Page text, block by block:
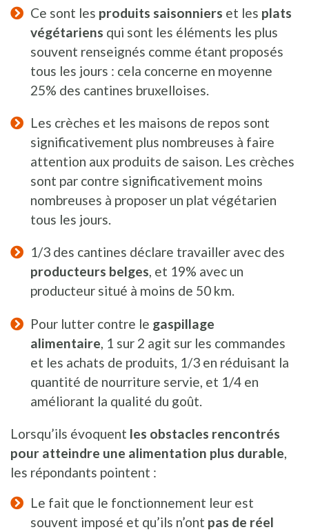
Ce sont les produits saisonniers et les plats
végétariens qui sont les éléments les plus
souvent renseignés comme étant proposés
tous les jours : cela concerne en moyenne
25% des cantines bruxelloises.
Les crèches et les maisons de repos sont
significativement plus nombreuses à faire
attention aux produits de saison. Les crèches
sont par contre significativement moins
nombreuses à proposer un plat végétarien
tous les jours.
1/3 des cantines déclare travailler avec des
producteurs belges, et 19% avec un
producteur situé à moins de 50 km.
Pour lutter contre le gaspillage
alimentaire, 1 sur 2 agit sur les commandes
et les achats de produits, 1/3 en réduisant la
quantité de nourriture servie, et 1/4 en
améliorant la qualité du goût.
Lorsqu’ils évoquent les obstacles rencontrés
pour atteindre une alimentation plus durable,
les répondants pointent :
Le fait que le fonctionnement leur est
souvent imposé et qu’ils n’ont pas de réel